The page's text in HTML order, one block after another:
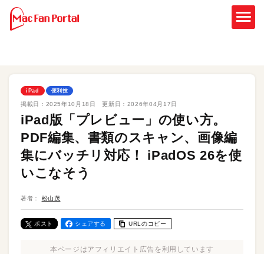
iPad 便利技
掲載日： 2025年10月18日 更新日： 2026年04月17日
iPad版「プレビュー」の使い方。
PDF編集、書類のスキャン、画像編
集にバッチリ対応！ iPadOS 26を使
いこなそう
著者： 松山茂
ポスト シェアする URLのコピー
本ページはアフィリエイト広告を利用しています